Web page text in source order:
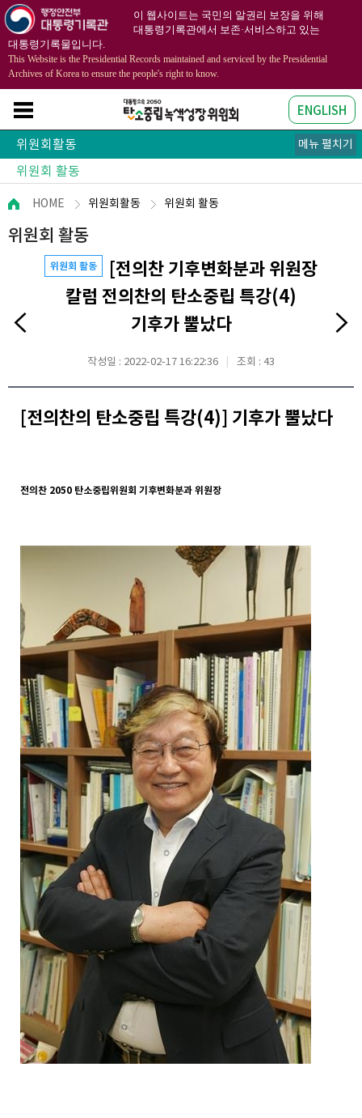
이 웹사이트는 국민의 알권리 보장을 위해
대통령기록관에서 보존·서비스하고 있는
대통령기록물입니다.
This Website is the Presidential Records maintained and serviced by the Presidential
Archives of Korea to ensure the people's right to know.
ENGLISH
위원회활동
위원회 활동
위원회 일정표
위원회 회의결과
위원회 운영원칙
메뉴 펼치기
HOME 위원회활동 위원회 활동
위원회 활동
위원회 활동
[전의찬 기후변화분과 위원장
칼럼 전의찬의 탄소중립 특강(4)
기후가 뿔났다
작성일 : 2022-02-17 16:22:36 조회 : 43
[전의찬의 탄소중립 특강(4)] 기후가 뿔났다
전의찬 2050 탄소중립위원회 기후변화분과 위원장